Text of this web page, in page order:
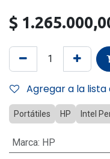
$
Agregar a la lista
Portátiles HP Intel
Marca: HP